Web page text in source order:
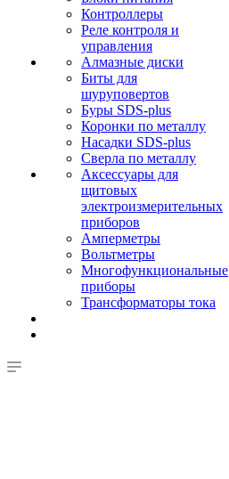
Контроллеры
Реле контроля и
управления
Алмазные диски
Биты для
шуруповертов
Буры SDS-plus
Коронки по металлу
Насадки SDS-plus
Сверла по металлу
Аксессуары для
щитовых
электроизмерительных
приборов
Амперметры
Вольтметры
Многофункциональные
приборы
Трансформаторы тока